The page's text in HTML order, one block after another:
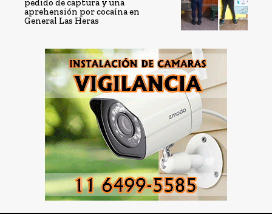
pedido de captura y una
aprehensión por cocaína en
General Las Heras